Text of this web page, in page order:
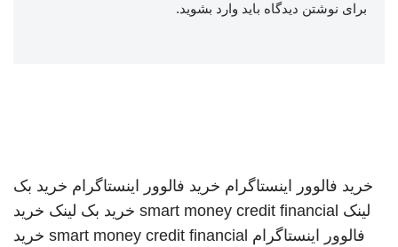
برای نوشتن دیدگاه باید وارد بشوید.
خرید فالوور اینستاگرام خرید فالوور اینستاگرام خرید بک
لینک smart money credit financial خرید بک لینک خرید
فالوور اینستاگرام smart money credit financial خرید